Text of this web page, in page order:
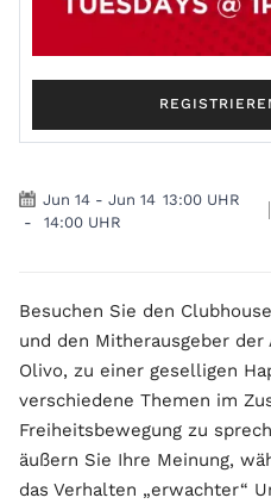
Jun 14 - Jun 14 13:00 UHR
-
14:00 UHR
Besuchen Sie den
und den Mitherausgeber der
Olivo, zu einer geselligen
verschiedene Themen im
Freiheitsbewegung zu
äußern Sie Ihre Meinung,
das Verhalten „erwachter“